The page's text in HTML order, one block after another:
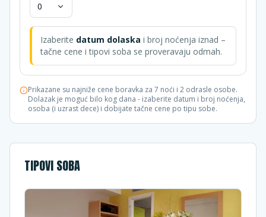
0
Izaberite datum dolaska i broj noćenja iznad –
tačne cene i tipovi soba se proveravaju odmah.
Prikazane su najniže cene boravka za 7 noći i 2 odrasle osobe.
Dolazak je moguć bilo kog dana - izaberite datum i broj noćenja,
osoba (i uzrast dece) i dobijate tačne cene po tipu sobe.
TIPOVI SOBA